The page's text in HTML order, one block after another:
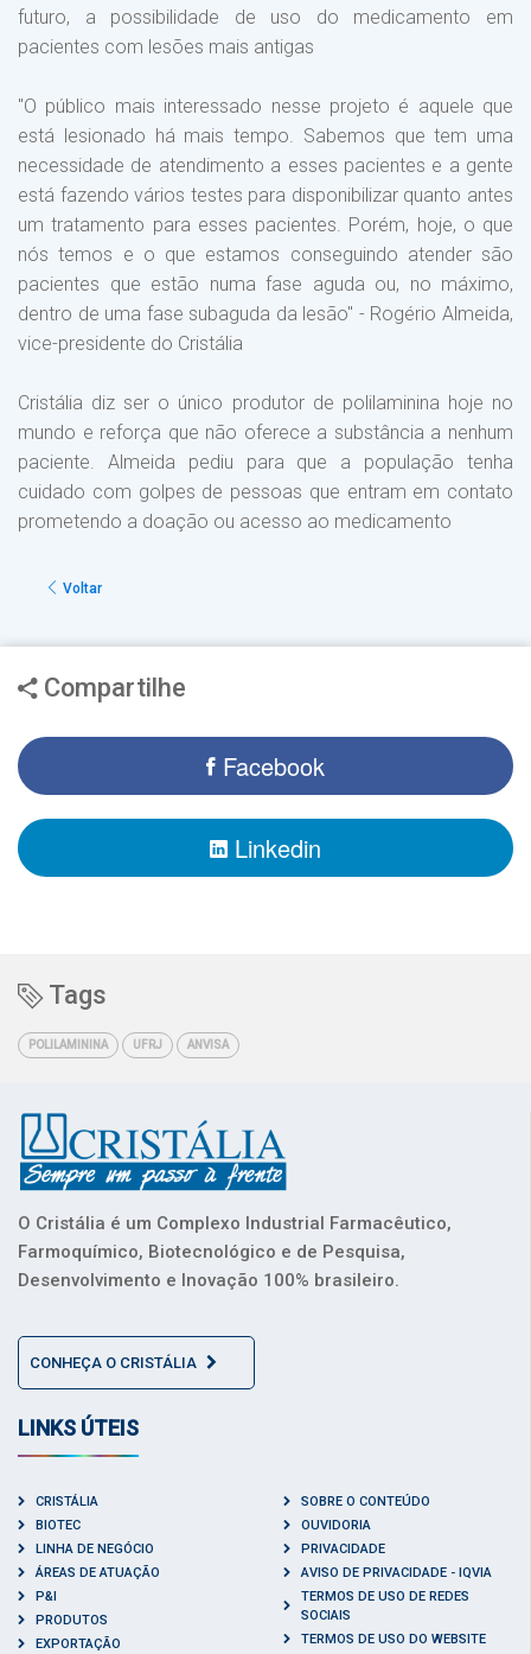
futuro, a possibilidade de uso do medicamento em
pacientes com lesões mais antigas
"O público mais interessado nesse projeto é aquele que
está lesionado há mais tempo. Sabemos que tem uma
necessidade de atendimento a esses pacientes e a gente
está fazendo vários testes para disponibilizar quanto antes
um tratamento para esses pacientes. Porém, hoje, o que
nós temos e o que estamos conseguindo atender são
pacientes que estão numa fase aguda ou, no máximo,
dentro de uma fase subaguda da lesão" - Rogério Almeida,
vice-presidente do Cristália
Cristália diz ser o único produtor de polilaminina hoje no
mundo e reforça que não oferece a substância a nenhum
paciente. Almeida pediu para que a população tenha
cuidado com golpes de pessoas que entram em contato
prometendo a doação ou acesso ao medicamento
Voltar
Compartilhe
Facebook
Linkedin
Tags
POLILAMININA UFRJ ANVISA
O Cristália é um Complexo Industrial Farmacêutico,
Farmoquímico, Biotecnológico e de Pesquisa,
Desenvolvimento e Inovação 100% brasileiro.
CONHEÇA O CRISTÁLIA
LINKS ÚTEIS
CRISTÁLIA
BIOTEC
LINHA DE NEGÓCIO
ÁREAS DE ATUAÇÃO
P&I
PRODUTOS
EXPORTAÇÃO
SOBRE O CONTEÚDO
OUVIDORIA
PRIVACIDADE
AVISO DE PRIVACIDADE - IQVIA
TERMOS DE USO DE REDES
SOCIAIS
TERMOS DE USO DO WEBSITE